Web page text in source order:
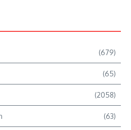
(679)
(65)
(2058)
(63)